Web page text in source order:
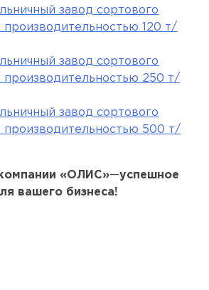
завод сортового
120 т/
завод сортового
250 т/
завод сортового
500 т/
«ОЛИС»—успешное
вашего бизнеса!